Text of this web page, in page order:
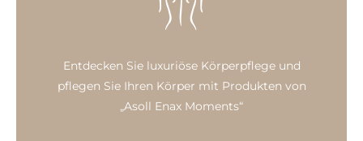
Entdecken Sie luxuriöse Körperpflege und
pflegen Sie Ihren Körper mit Produkten von
„Asoll Enax Moments“